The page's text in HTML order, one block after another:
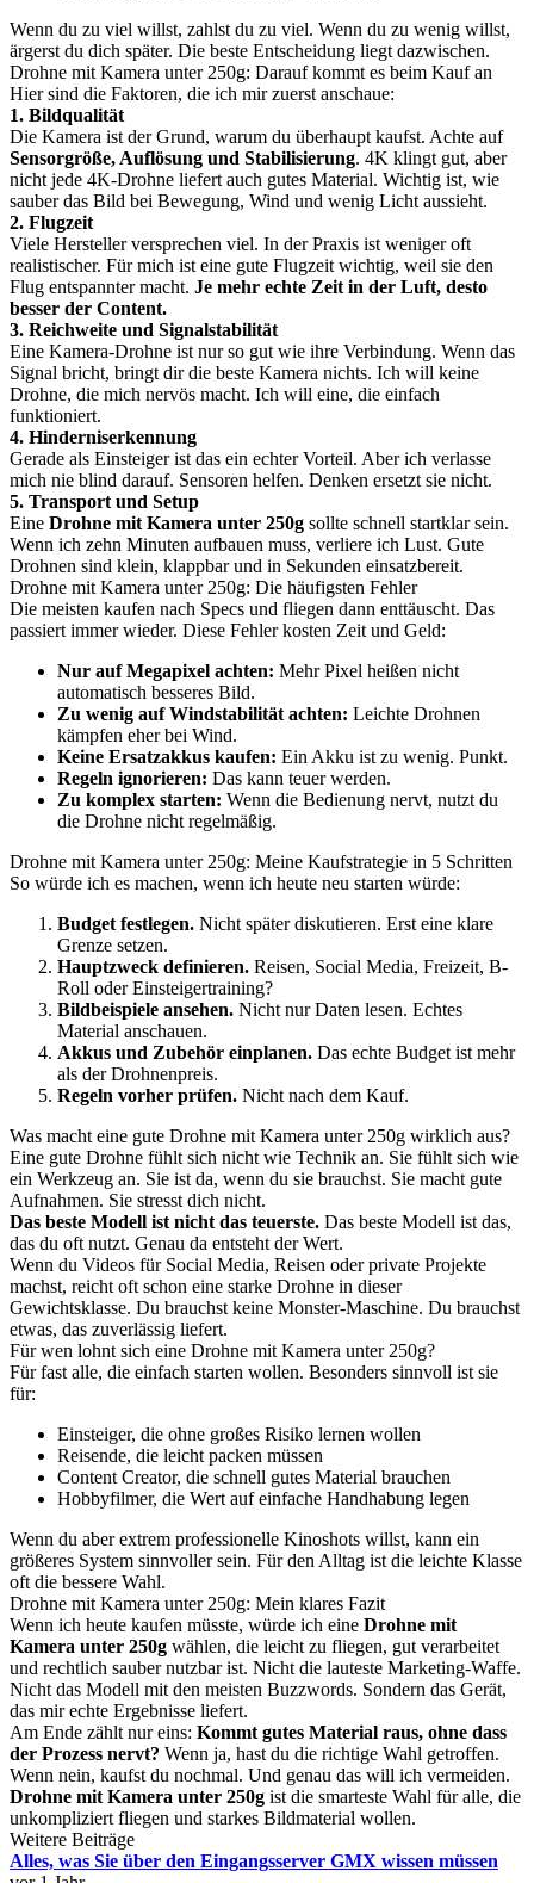
Wenn du zu viel willst, zahlst du zu viel. Wenn du zu wenig willst,
ärgerst du dich später. Die beste Entscheidung liegt dazwischen.
Drohne mit Kamera unter 250g: Darauf kommt es beim Kauf an
Hier sind die Faktoren, die ich mir zuerst anschaue:
1. Bildqualität
Die Kamera ist der Grund, warum du überhaupt kaufst. Achte auf
Sensorgröße, Auflösung und Stabilisierung. 4K klingt gut, aber
nicht jede 4K-Drohne liefert auch gutes Material. Wichtig ist, wie
sauber das Bild bei Bewegung, Wind und wenig Licht aussieht.
2. Flugzeit
Viele Hersteller versprechen viel. In der Praxis ist weniger oft
realistischer. Für mich ist eine gute Flugzeit wichtig, weil sie den
Flug entspannter macht. Je mehr echte Zeit in der Luft, desto
besser der Content.
3. Reichweite und Signalstabilität
Eine Kamera-Drohne ist nur so gut wie ihre Verbindung. Wenn das
Signal bricht, bringt dir die beste Kamera nichts. Ich will keine
Drohne, die mich nervös macht. Ich will eine, die einfach
funktioniert.
4. Hinderniserkennung
Gerade als Einsteiger ist das ein echter Vorteil. Aber ich verlasse
mich nie blind darauf. Sensoren helfen. Denken ersetzt sie nicht.
5. Transport und Setup
Eine Drohne mit Kamera unter 250g sollte schnell startklar sein.
Wenn ich zehn Minuten aufbauen muss, verliere ich Lust. Gute
Drohnen sind klein, klappbar und in Sekunden einsatzbereit.
Drohne mit Kamera unter 250g: Die häufigsten Fehler
Die meisten kaufen nach Specs und fliegen dann enttäuscht. Das
passiert immer wieder. Diese Fehler kosten Zeit und Geld:
Nur auf Megapixel achten: Mehr Pixel heißen nicht
automatisch besseres Bild.
Zu wenig auf Windstabilität achten: Leichte Drohnen
kämpfen eher bei Wind.
Keine Ersatzakkus kaufen: Ein Akku ist zu wenig. Punkt.
Regeln ignorieren: Das kann teuer werden.
Zu komplex starten: Wenn die Bedienung nervt, nutzt du
die Drohne nicht regelmäßig.
Drohne mit Kamera unter 250g: Meine Kaufstrategie in 5 Schritten
So würde ich es machen, wenn ich heute neu starten würde:
Budget festlegen. Nicht später diskutieren. Erst eine klare
Grenze setzen.
Hauptzweck definieren. Reisen, Social Media, Freizeit, B-
Roll oder Einsteigertraining?
Bildbeispiele ansehen. Nicht nur Daten lesen. Echtes
Material anschauen.
Akkus und Zubehör einplanen. Das echte Budget ist mehr
als der Drohnenpreis.
Regeln vorher prüfen. Nicht nach dem Kauf.
Was macht eine gute Drohne mit Kamera unter 250g wirklich aus?
Eine gute Drohne fühlt sich nicht wie Technik an. Sie fühlt sich wie
ein Werkzeug an. Sie ist da, wenn du sie brauchst. Sie macht gute
Aufnahmen. Sie stresst dich nicht.
Das beste Modell ist nicht das teuerste. Das beste Modell ist das,
das du oft nutzt. Genau da entsteht der Wert.
Wenn du Videos für Social Media, Reisen oder private Projekte
machst, reicht oft schon eine starke Drohne in dieser
Gewichtsklasse. Du brauchst keine Monster-Maschine. Du brauchst
etwas, das zuverlässig liefert.
Für wen lohnt sich eine Drohne mit Kamera unter 250g?
Für fast alle, die einfach starten wollen. Besonders sinnvoll ist sie
für:
Einsteiger, die ohne großes Risiko lernen wollen
Reisende, die leicht packen müssen
Content Creator, die schnell gutes Material brauchen
Hobbyfilmer, die Wert auf einfache Handhabung legen
Wenn du aber extrem professionelle Kinoshots willst, kann ein
größeres System sinnvoller sein. Für den Alltag ist die leichte Klasse
oft die bessere Wahl.
Drohne mit Kamera unter 250g: Mein klares Fazit
Wenn ich heute kaufen müsste, würde ich eine Drohne mit
Kamera unter 250g wählen, die leicht zu fliegen, gut verarbeitet
und rechtlich sauber nutzbar ist. Nicht die lauteste Marketing-Waffe.
Nicht das Modell mit den meisten Buzzwords. Sondern das Gerät,
das mir echte Ergebnisse liefert.
Am Ende zählt nur eins: Kommt gutes Material raus, ohne dass
der Prozess nervt? Wenn ja, hast du die richtige Wahl getroffen.
Wenn nein, kaufst du nochmal. Und genau das will ich vermeiden.
Drohne mit Kamera unter 250g ist die smarteste Wahl für alle, die
unkompliziert fliegen und starkes Bildmaterial wollen.
Weitere Beiträge
Alles, was Sie über den Eingangsserver GMX wissen müssen